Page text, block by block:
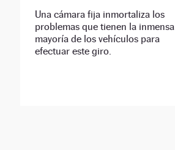
Una cámara fija inmortaliza los
problemas que tienen la inmensa
mayoría de los vehículos para
efectuar este giro.